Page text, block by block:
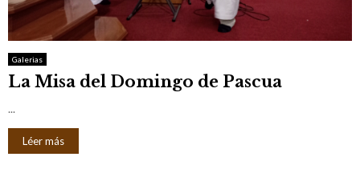
E
N
U
Galerias
La Misa del Domingo de Pascua
...
Léer más